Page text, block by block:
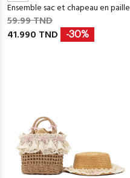
Ensemble sac et chapeau en paille
59.99 TND
41.990 TND
-30%